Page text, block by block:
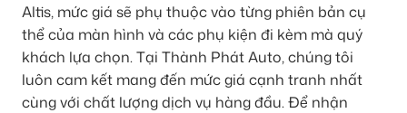
Altis, mức giá sẽ phụ thuộc vào từng phiên bản cụ
thể của màn hình và các phụ kiện đi kèm mà quý
khách lựa chọn. Tại Thành Phát Auto, chúng tôi
luôn cam kết mang đến mức giá cạnh tranh nhất
cùng với chất lượng dịch vụ hàng đầu. Để nhận